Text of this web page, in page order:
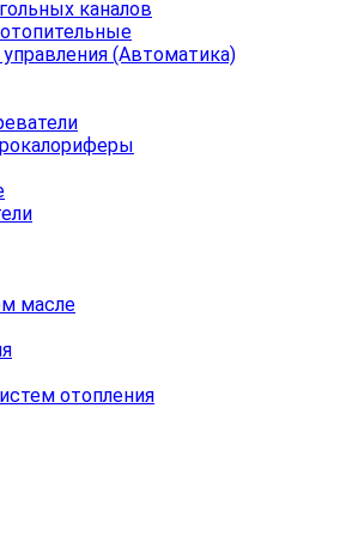
каналов
(Автоматика)
масле
отопления